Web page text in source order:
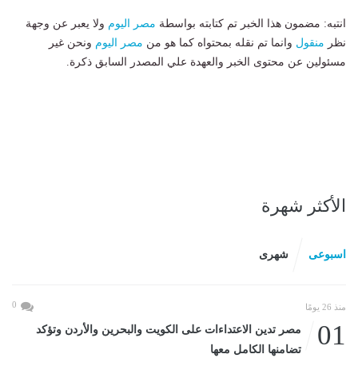
انتبه: مضمون هذا الخبر تم كتابته بواسطة مصر اليوم ولا يعبر عن وجهة
نظر منقول وانما تم نقله بمحتواه كما هو من مصر اليوم ونحن غير
مسئولين عن محتوى الخبر والعهدة علي المصدر السابق ذكرة.
الأكثر شهرة
اسبوعى شهرى
منذ 26 يومًا 0
01
مصر تدين الاعتداءات على الكويت والبحرين والأردن وتؤكد
تضامنها الكامل معها